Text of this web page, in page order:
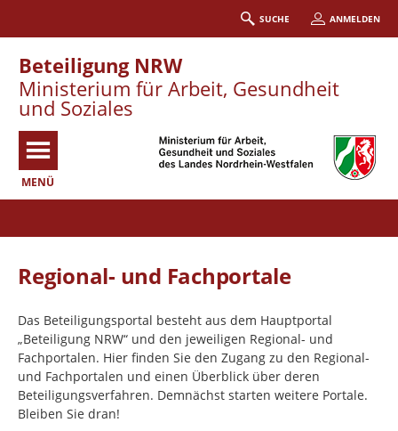
SUCHE ANMELDEN
Beteiligung NRW
Ministerium für Arbeit, Gesundheit
und Soziales
MENÜ
Regional- und Fachportale
Das Beteiligungsportal besteht aus dem Hauptportal
„Beteiligung NRW“ und den jeweiligen Regional- und
Fachportalen. Hier finden Sie den Zugang zu den Regional-
und Fachportalen und einen Überblick über deren
Beteiligungsverfahren. Demnächst starten weitere Portale.
Bleiben Sie dran!